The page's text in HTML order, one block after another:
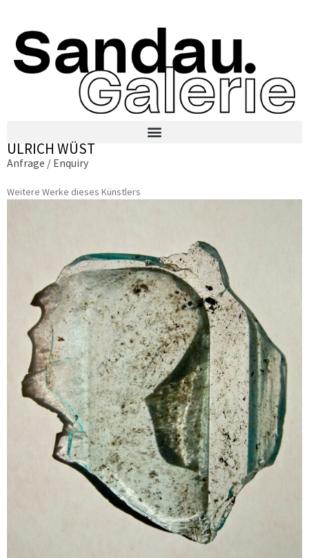
ULRICH WÜST
Anfrage / Enquiry
Weitere Werke dieses Künstlers